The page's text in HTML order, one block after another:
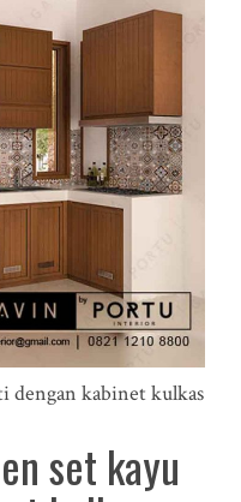
dengan kabinet kulkas
set kayu